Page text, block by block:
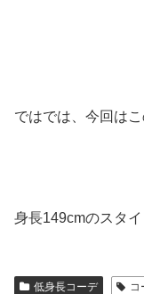
ではでは、今回はこ
身長149cmのスタ
低身長コーデ コ